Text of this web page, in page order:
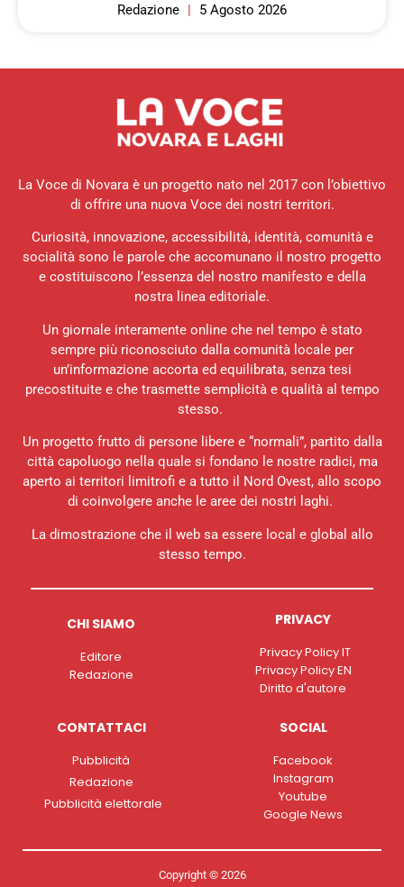
Redazione 5 Agosto 2026
La Voce di Novara è un progetto nato nel 2017 con l’obiettivo
di offrire una nuova Voce dei nostri territori.
Curiosità, innovazione, accessibilità, identità, comunità e
socialità sono le parole che accomunano il nostro progetto
e costituiscono l’essenza del nostro manifesto e della
nostra linea editoriale.
Un giornale interamente online che nel tempo è stato
sempre più riconosciuto dalla comunità locale per
un’informazione accorta ed equilibrata, senza tesi
precostituite e che trasmette semplicità e qualità al tempo
stesso.
Un progetto frutto di persone libere e “normali”, partito dalla
città capoluogo nella quale si fondano le nostre radici, ma
aperto ai territori limitrofi e a tutto il Nord Ovest, allo scopo
di coinvolgere anche le aree dei nostri laghi.
La dimostrazione che il web sa essere local e global allo
stesso tempo.
CHI SIAMO
Editore
Redazione
PRIVACY
Privacy Policy IT
Privacy Policy EN
Diritto d'autore
CONTATTACI
Pubblicità
Redazione
Pubblicità elettorale
SOCIAL
Facebook
Instagram
Youtube
Google News
Copyright © 2026